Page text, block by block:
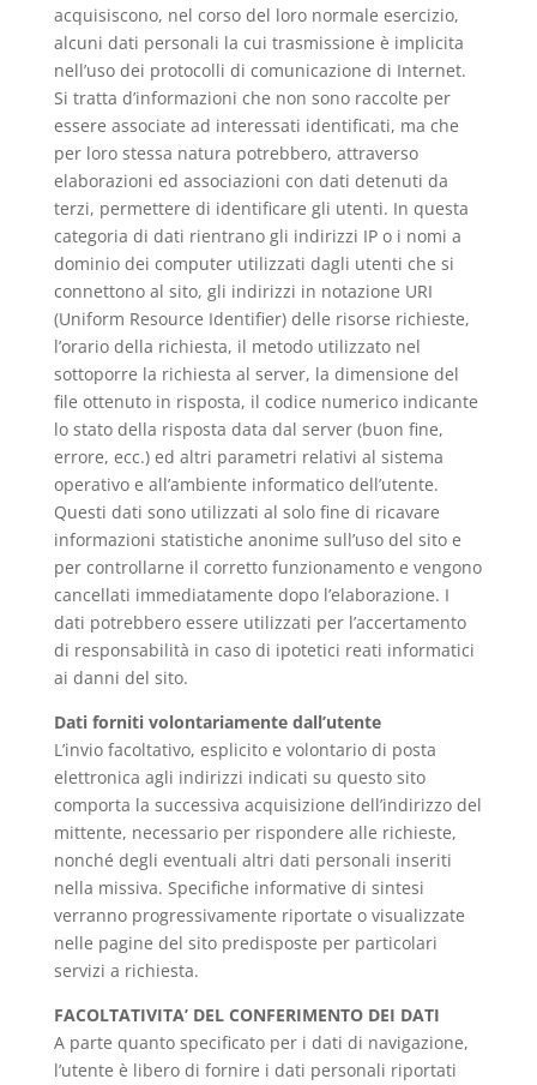
acquisiscono, nel corso del loro normale esercizio,
alcuni dati personali la cui trasmissione è implicita
nell’uso dei protocolli di comunicazione di Internet.
Si tratta d’informazioni che non sono raccolte per
essere associate ad interessati identificati, ma che
per loro stessa natura potrebbero, attraverso
elaborazioni ed associazioni con dati detenuti da
terzi, permettere di identificare gli utenti. In questa
categoria di dati rientrano gli indirizzi IP o i nomi a
dominio dei computer utilizzati dagli utenti che si
connettono al sito, gli indirizzi in notazione URI
(Uniform Resource Identifier) delle risorse richieste,
l’orario della richiesta, il metodo utilizzato nel
sottoporre la richiesta al server, la dimensione del
file ottenuto in risposta, il codice numerico indicante
lo stato della risposta data dal server (buon fine,
errore, ecc.) ed altri parametri relativi al sistema
operativo e all’ambiente informatico dell’utente.
Questi dati sono utilizzati al solo fine di ricavare
informazioni statistiche anonime sull’uso del sito e
per controllarne il corretto funzionamento e vengono
cancellati immediatamente dopo l’elaborazione. I
dati potrebbero essere utilizzati per l’accertamento
di responsabilità in caso di ipotetici reati informatici
ai danni del sito.
Dati forniti volontariamente dall’utente
L’invio facoltativo, esplicito e volontario di posta
elettronica agli indirizzi indicati su questo sito
comporta la successiva acquisizione dell’indirizzo del
mittente, necessario per rispondere alle richieste,
nonché degli eventuali altri dati personali inseriti
nella missiva. Specifiche informative di sintesi
verranno progressivamente riportate o visualizzate
nelle pagine del sito predisposte per particolari
servizi a richiesta.
FACOLTATIVITA’ DEL CONFERIMENTO DEI DATI
A parte quanto specificato per i dati di navigazione,
l’utente è libero di fornire i dati personali riportati